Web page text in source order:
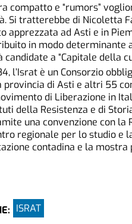
compatto e “rumors”
Si tratterebbe di Nicoletta
apprezzata ad Asti e in
in modo
a “Capitale della
l’Israt è un Consorzio
provincia di Asti e altri 55
di Liberazione in
della Resistenza e di
una convenzione con la
regionale per lo studio
contadina e la
ISRAT